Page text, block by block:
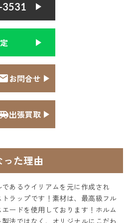
お問合せ
出張買取
た理由
あるウイリアムを元に作成され
ラップです！素材は、最高級フル
ードを使用しております！ホルム